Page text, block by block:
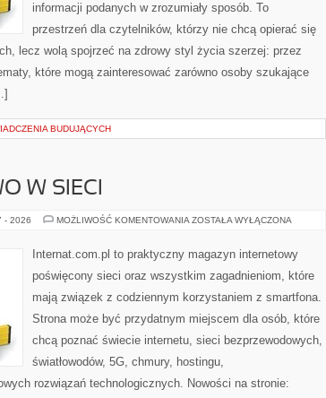
informacji podanych w zrozumiały sposób. To
przestrzeń dla czytelników, którzy nie chcą opierać się
lecz wolą spojrzeć na zdrowy styl życia szerzej: przez
które mogą zainteresować zarówno osoby szukające
BUDUJĄCYCH
W SIECI
- 2026 MOŻLIWOŚĆ KOMENTOWANIA BEZPIECZEŃSTWO
ZOSTAŁA WYŁĄCZONA
Internat.com.pl to praktyczny magazyn internetowy
poświęcony sieci oraz wszystkim zagadnieniom, które
mają związek z codziennym korzystaniem z smartfona.
Strona może być przydatnym miejscem dla osób, które
chcą poznać świecie internetu, sieci bezprzewodowych,
światłowodów, 5G, chmury, hostingu,
rozwiązań technologicznych. Nowości na stronie: